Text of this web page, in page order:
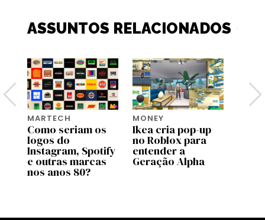
ASSUNTOS RELACIONADOS
MARTECH
Como seriam os
logos do
Instagram, Spotify
e outras marcas
nos anos 80?
MONEY
Ikea cria pop-up
no Roblox para
entender a
Geração Alpha